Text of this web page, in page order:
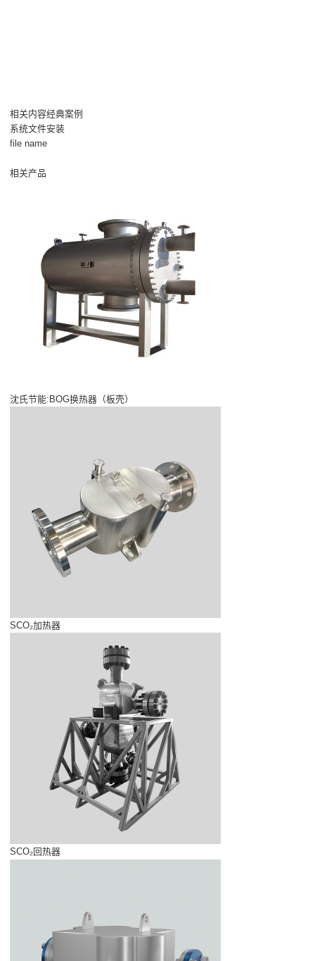
相关内容经典案例
系统文件安装
file name
相关产品
沈氏节能:BOG换热器（板壳）
SCO₂加热器
SCO₂回热器